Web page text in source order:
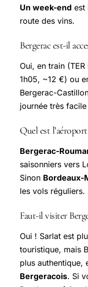
Un week-end est
route des vins.
Bergerac est-il
Oui, en train (TER
1h05, ~12 €) ou
Bergerac-
journée très
Quel est
Bergerac-
saisonniers vers
Sinon Bordeaux-
les vols réguliers.
Faut-il visiter
Oui ! Sarlat est
touristique, mais
plus authentique,
Bergeracois. Si